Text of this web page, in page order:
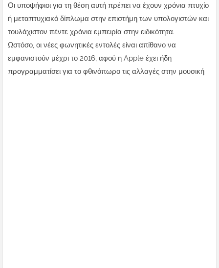
Οι υποψήφιοι για τη θέση αυτή πρέπει να έχουν χρόνια πτυχίο
ή μεταπτυχιακό δίπλωμα στην επιστήμη των υπολογιστών και
τουλάχιστον πέντε χρόνια εμπειρία στην ειδικότητα.
Ωστόσο, οι νέες φωνητικές εντολές είναι απίθανο να
εμφανιστούν μέχρι το 2016, αφού η Apple έχει ήδη
προγραμματίσει για το φθινόπωρο τις αλλαγές στην μουσική